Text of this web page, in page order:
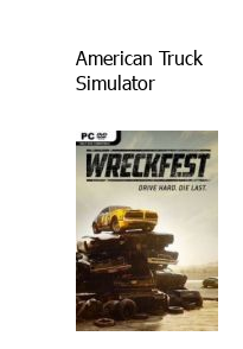
American Truck
Simulator